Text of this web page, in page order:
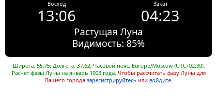
Восход
13:06
Закат
04:23
Растущая Луна
Видимость: 85%
Широта: 55.75; Долгота: 37.62; Часовой пояс: Europe/Moscow (UTC+02:30).
Расчет фазы Луны на январь 1903 года. Чтобы рассчитать фазу Луны для
Вашего города зарегистрируйтесь или войдите.